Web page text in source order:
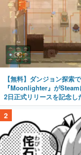
【無料】ダンジョン探索
『Moonlighter』が
2日正式リリースを記念し
2